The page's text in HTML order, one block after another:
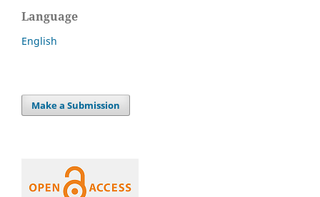
Language
English
Make a Submission